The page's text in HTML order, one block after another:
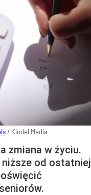
/ Kindel Media
zmiana w życiu.
niższe od ostatniej